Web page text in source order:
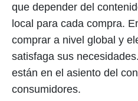
que depender del
local para cada compra.
comprar a nivel global y
satisfaga sus
están en el asiento del
consumidores.